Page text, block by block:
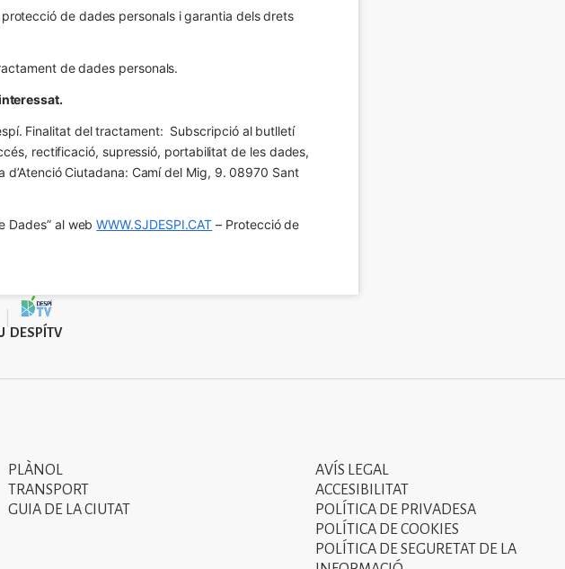
de dades personals i garantia dels drets
de dades personals.
Finalitat del tractament:  Subscripció al butlletí
rectificació, supressió, portabilitat de les dades,
d’Atenció Ciutadana: Camí del Mig, 9. 08970 Sant
Dades” al web WWW.SJDESPI.CAT – Protecció de
DESPÍTV
PLÀNOL
TRANSPORT
GUIA DE LA CIUTAT
Tercer
menú
peu
AVÍS LEGAL
ACCESIBILITAT
POLÍTICA DE PRIVADESA
POLÍTICA DE COOKIES
POLÍTICA DE SEGURETAT DE LA